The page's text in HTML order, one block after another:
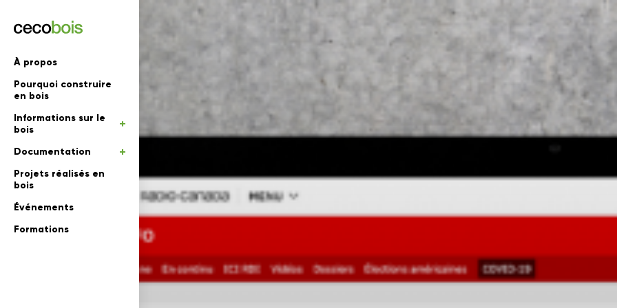
À propos
Pourquoi construire
en bois
Informations sur le
bois
Documentation
Projets réalisés en
bois
Événements
Formations
en bois